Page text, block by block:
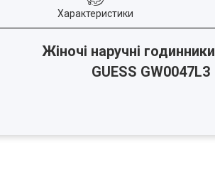
Характеристики
Жіночі наручні годинники
GUESS GW0047L3